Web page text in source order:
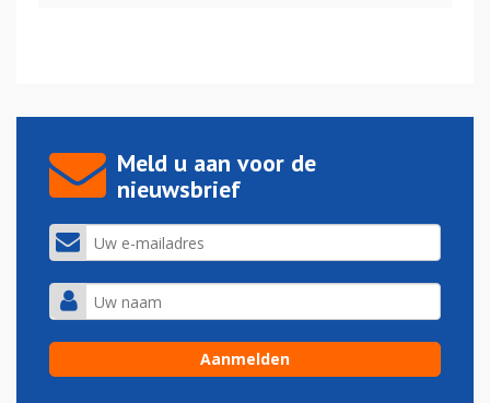
Meld u aan voor de
nieuwsbrief